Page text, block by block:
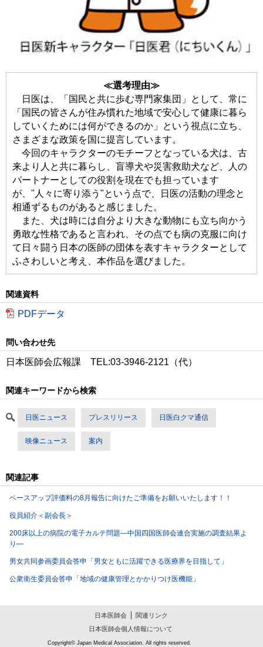
≪選考理由≫
日医は、「国民と共に歩む専門家集団」として、常に
「国民の皆さんが住み慣れた地域で安心して健康に暮ら
していくためには何ができるのか」という視点に立ち、
さまざまな政策を国に提言しています。
今回のキャラクターのモチーフとなっている犬は、古
来より人と共に暮らし、盲導犬や災害救助犬など、人の
パートナーとしての役割を現在でも担っています
が、"人々に寄り添う"という点で、日医の活動の理念と
相通ずるものがあると感じました。
また、犬は時には自分より大きな動物にも立ち向かう
勇敢な性格であると言われ、その点でも病の克服に向け
て日々闘う日本の医師の団体を表すキャラクターとして
ふさわしいと考え、本作品を選びました。
関連資料
PDFデータ
問い合わせ先
日本医師会広報課 TEL:03-3946-2121（代）
関連キーワードから検索
日医ニュース プレスリリース 日医白クマ通信
映像ニュース 案内
関連記事
ベースアップ評価料の8月報告に向けたご準備をお願いいたします！！
役員紹介＜副会長＞
200床以上の病院の電子カルテ問題―中国四国医師会連合実施の調査結果よ
り―
男女共同参画委員会答申「男女ともに活躍できる医療界を目指して」
公衆衛生委員会答申「地域の健康管理とかかりつけ医機能」
日本医師会
関連リンク
日本医師会個人情報について
Copyright© Japan Medical Association. All rights reserved.